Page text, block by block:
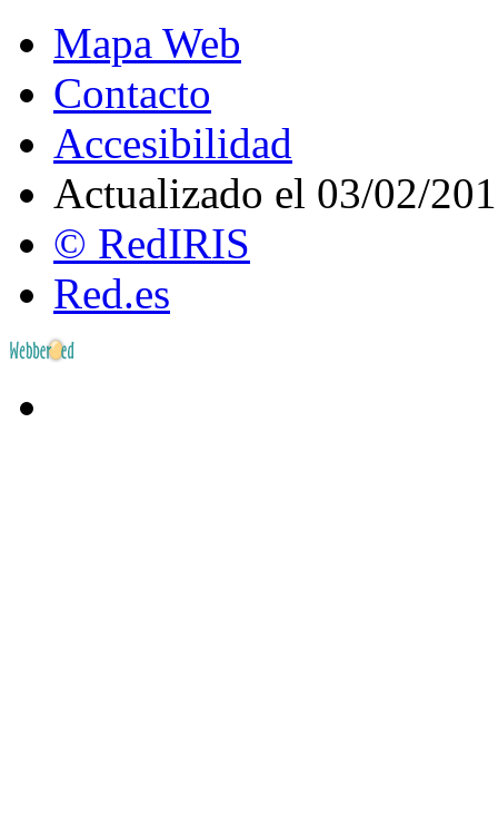
Mapa Web
Contacto
Accesibilidad
Actualizado el 03/02/
© RedIRIS
Red.es